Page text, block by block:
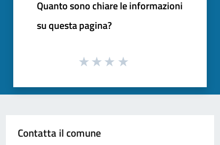
Quanto sono chiare le informazioni
su questa pagina?
Contatta il comune